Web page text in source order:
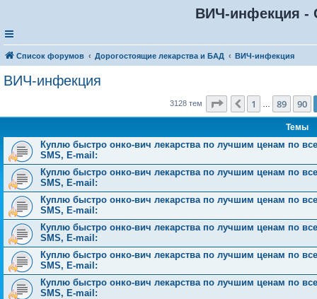
ВИЧ-инфекция -
Список форумов Дорогостоящие лекарства и БАД ВИЧ-инфекция
ВИЧ-инфекция
3128 тем Страница 91из 126
Пред.
1 89 90
Темы
Куплю быстро онко-вич лекарства по лучшим ценам по
SMS, E-mail:
Куплю быстро онко-вич лекарства по лучшим ценам по
SMS, E-mail:
Куплю быстро онко-вич лекарства по лучшим ценам по
SMS, E-mail:
Куплю быстро онко-вич лекарства по лучшим ценам по
SMS, E-mail:
Куплю быстро онко-вич лекарства по лучшим ценам по
SMS, E-mail:
Куплю быстро онко-вич лекарства по лучшим ценам по
SMS, E-mail: